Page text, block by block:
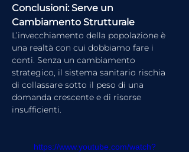
Conclusioni: Serve un
Cambiamento Strutturale
L’invecchiamento della popolazione è
una realtà con cui dobbiamo fare i
conti. Senza un cambiamento
strategico, il sistema sanitario rischia
di collassare sotto il peso di una
domanda crescente e di risorse
insufficienti.
https://www.youtube.com/watch?